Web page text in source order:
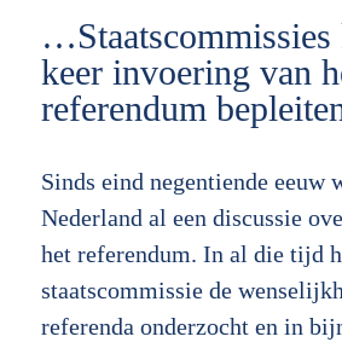
…Staatscommissies
keer invoering van
referendum
Sinds eind negentiende eeuw
Nederland al een discussie
het referendum. In al die tijd
staatscommissie de
referenda onderzocht en in